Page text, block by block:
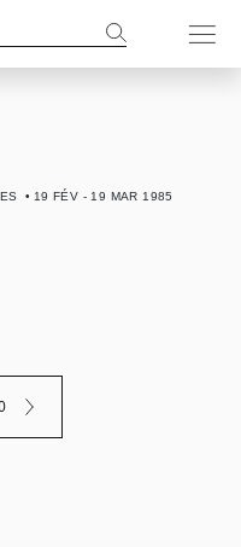
19 FÉV - 19 MAR 1985